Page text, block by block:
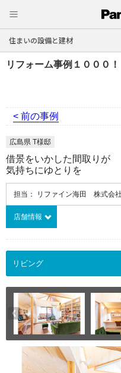
住まいの設備と建材
リフォーム事例１０００！
< 前の事例
広島県 T様邸
借景をいかした間取りが
気持ちにゆとりを
担当： リファイン海田 株式会
店舗情報